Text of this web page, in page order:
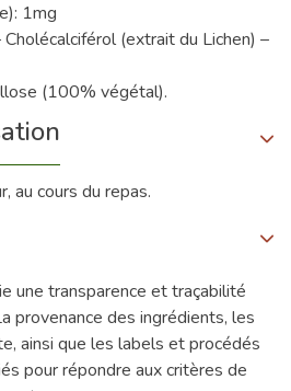
1mg
(extrait du Lichen) –
(100% végétal).
au cours du repas.
une transparence et traçabilité
provenance des ingrédients, les
ainsi que les labels et procédés
pour répondre aux critères de